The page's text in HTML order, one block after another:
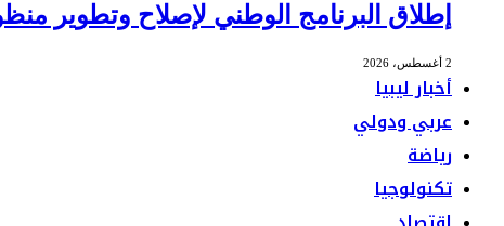
إطلاق البرنامج الوطني لإصلاح وتطوير
2 أغسطس، 2026
أخبار ليبيا
عربي ودولي
رياضة
تكنولوجيا